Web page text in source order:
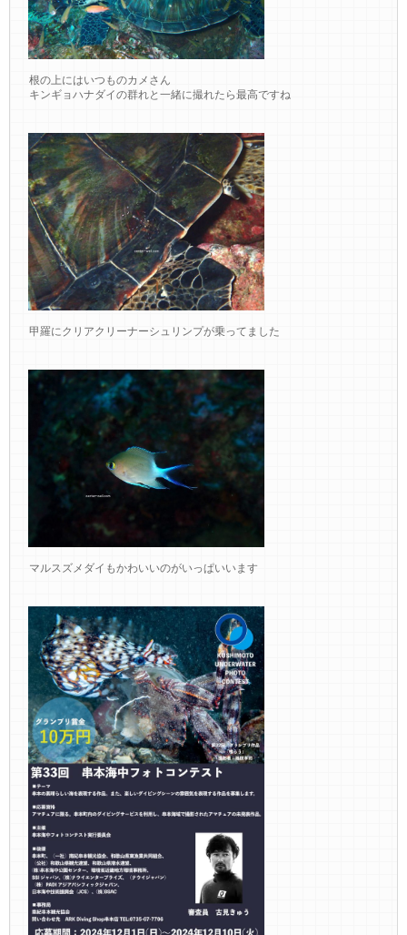
根の上にはいつものカメさん
キンギョハナダイの群れと一緒に撮れたら最高ですね
甲羅にクリアクリーナーシュリンプが乗ってました
マルスズメダイもかわいいのがいっぱいいます